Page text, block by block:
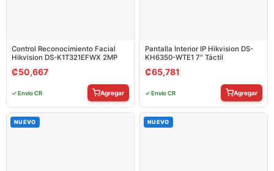
Control Reconocimiento Facial
Hikvision DS-K1T321EFWX 2MP
₡50,667
✓ Envío CR Agregar
Pantalla Interior IP Hikvision DS-
KH6350-WTE1 7″ Táctil
₡65,781
✓ Envío CR Agregar
NUEVO NUEVO